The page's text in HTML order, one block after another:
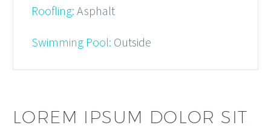
Roofling: Asphalt
Swimming Pool: Outside
LOREM IPSUM DOLOR SIT